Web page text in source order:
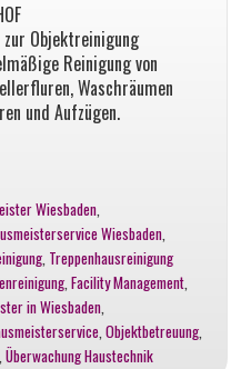
Objektreinigung
Reinigung von
Waschräumen
und Aufzügen.
Wiesbaden,
Wiesbaden,
, Treppenhausreinigung
,Facility Management,
in Wiesbaden,
,Objektbetreuung,
,Überwachung Haustechnik